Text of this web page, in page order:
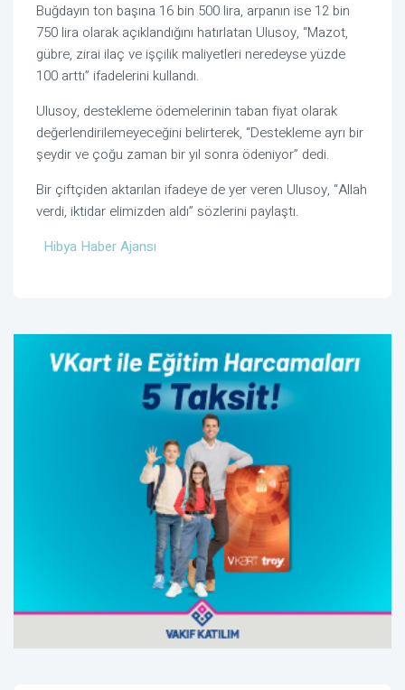
Buğdayın ton başına 16 bin 500 lira, arpanın ise 12 bin
750 lira olarak açıklandığını hatırlatan Ulusoy, “Mazot,
gübre, zirai ilaç ve işçilik maliyetleri neredeyse yüzde
100 arttı” ifadelerini kullandı.
Ulusoy, destekleme ödemelerinin taban fiyat olarak
değerlendirilemeyeceğini belirterek, “Destekleme ayrı bir
şeydir ve çoğu zaman bir yıl sonra ödeniyor” dedi.
Bir çiftçiden aktarılan ifadeye de yer veren Ulusoy, “Allah
verdi, iktidar elimizden aldı” sözlerini paylaştı.
Hibya Haber Ajansı